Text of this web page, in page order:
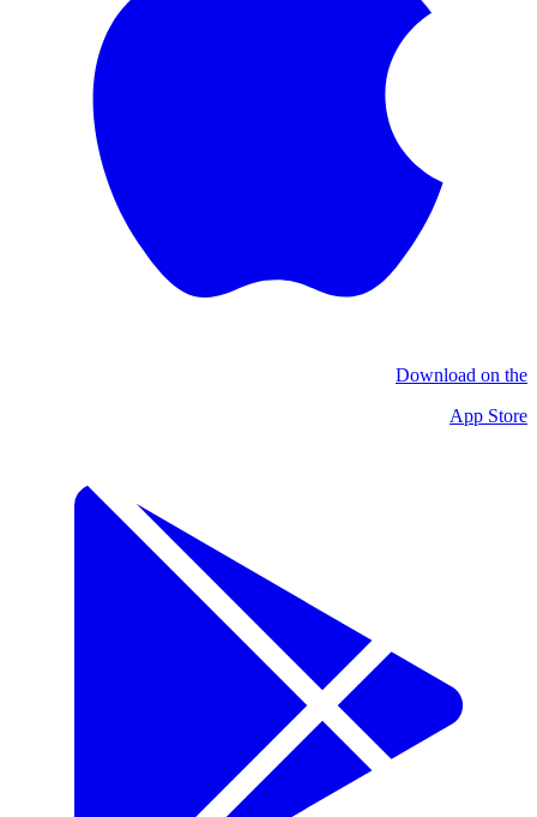
Download on the
App Store